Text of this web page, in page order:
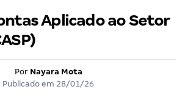
Aplicado ao Setor
Por Nayara Mota
Publicado em 28/01/26